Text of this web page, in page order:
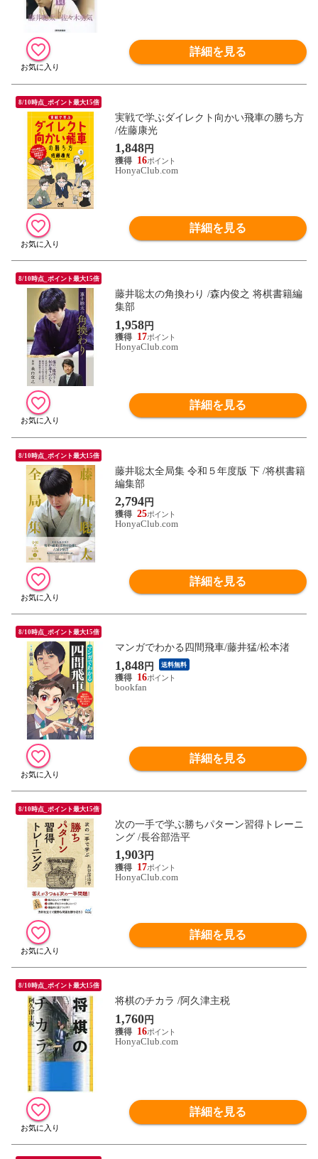
詳細を見る
8/10時点_ポイント最大15倍
実戦で学ぶダイレクト向かい飛車の勝ち方
/佐藤康光
1,848円
16
HonyaClub.com
詳細を見る
8/10時点_ポイント最大15倍
藤井聡太の角換わり /森内俊之 将棋書籍編
集部
1,958円
17
HonyaClub.com
詳細を見る
8/10時点_ポイント最大15倍
藤井聡太全局集 令和５年度版 下 /将棋書籍
編集部
2,794円
25
HonyaClub.com
詳細を見る
8/10時点_ポイント最大15倍
マンガでわかる四間飛車/藤井猛/松本渚
1,848円 送料無料
16
bookfan
詳細を見る
8/10時点_ポイント最大15倍
次の一手で学ぶ勝ちパターン習得トレーニ
ング /長谷部浩平
1,903円
17
HonyaClub.com
詳細を見る
8/10時点_ポイント最大15倍
将棋のチカラ /阿久津主税
1,760円
16
HonyaClub.com
詳細を見る